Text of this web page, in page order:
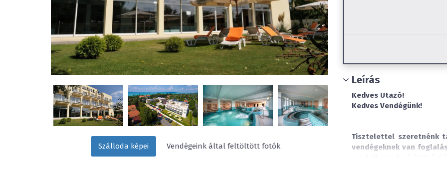
Szálloda képei Vendégeink által feltöltött fotók
Leírás
Kedves Utazó!
Kedves Vendégünk!
Tisztelettel szeretnénk
vendégeknek van
rendelkeznek védettségi